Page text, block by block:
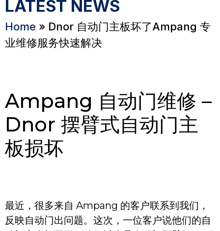
LATEST NEWS
Home » Dnor 自动门主板坏了Ampang 专
业维修服务快速解决
Ampang 自动门维修 –
Dnor 摆臂式自动门主
板损坏
最近，很多来自 Ampang 的客户联系到我们，
反映自动门出问题。这次，一位客户说他们的自